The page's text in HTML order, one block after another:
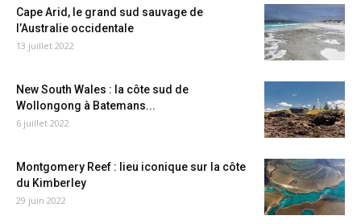
Cape Arid, le grand sud sauvage de
l’Australie occidentale
13 juillet 2022
New South Wales : la côte sud de
Wollongong à Batemans...
6 juillet 2022
Montgomery Reef : lieu iconique sur la côte
du Kimberley
29 juin 2022